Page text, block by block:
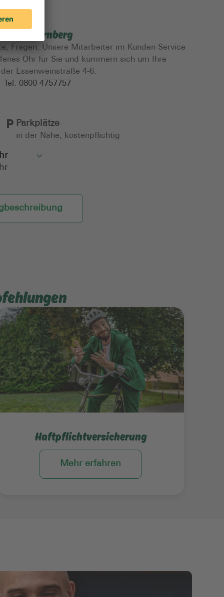
in Nürnberg
Fragen: Unsere Mitarbeiter im Kunden Service
Ohr für Sie und kümmern sich um Ihre
Essenweinstraße 4-6.
Tel: 0800 4757757
Parkplätze
in der Nähe, kostenpflichtig
Toggle
Haftpflichtversicherung
Mehr erfahren
erfahren